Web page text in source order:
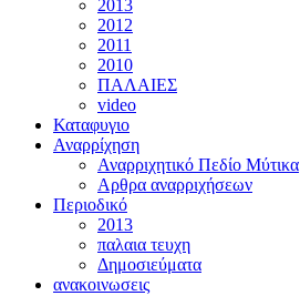
2013
2012
2011
2010
ΠΑΛΑΙΕΣ
video
Καταφυγιο
Αναρρίχηση
Αναρριχητικό Πεδίο Μύτικα
Αρθρα αναρριχήσεων
Περιοδικό
2013
παλαια τευχη
Δημοσιεύματα
ανακοινωσεις